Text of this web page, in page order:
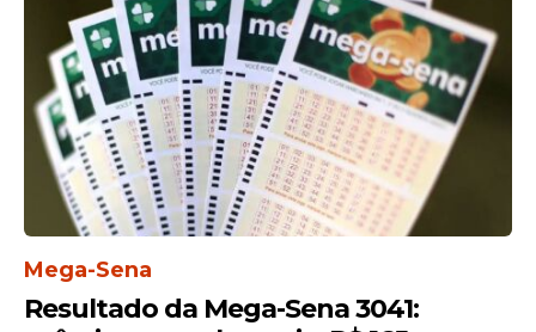
possíveis envolvidos, além de esclarecer a
extensão do esquema e o destino das
cédulas enviadas.
Mega-Sena
Resultado da Mega-Sena 3041: